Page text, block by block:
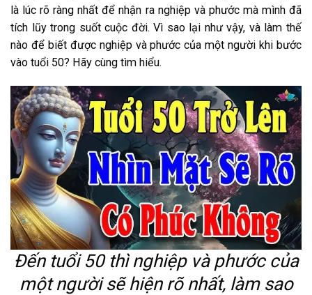
là lúc rõ ràng nhất để nhận ra nghiệp và phước mà mình đã
tích lũy trong suốt cuộc đời. Vì sao lại như vậy, và làm thế
nào để biết được nghiệp và phước của một người khi bước
vào tuổi 50? Hãy cùng tìm hiểu.
Đến tuổi 50 thì nghiệp và phước của
một người sẽ hiện rõ nhất, làm sao